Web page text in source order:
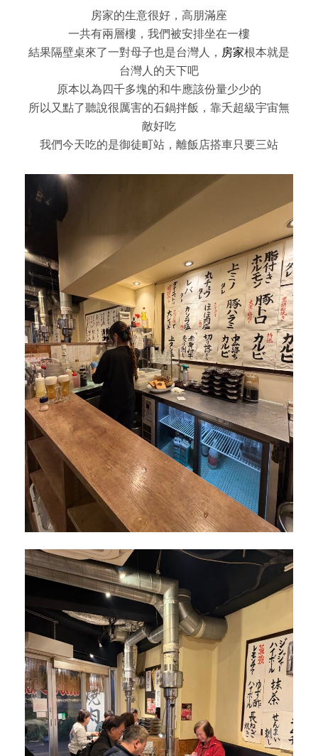
房家的生意很好，高朋滿座
一共有兩層樓，我們被安排坐在一樓
結果隔壁桌來了一對母子也是台灣人， 房家根本就是
台灣人的天下吧
原本以為四千多塊的和牛應該份量少少的
所以又點了聽說很厲害的石鍋拌飯，靠夭超級宇宙無
敵好吃
我們今天吃的是御徒町站，離飯店搭車只要三站